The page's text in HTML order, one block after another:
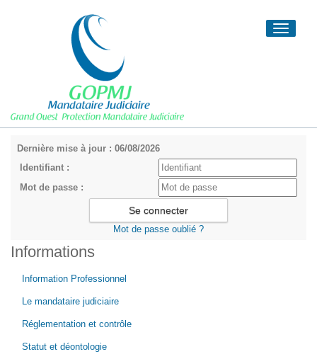
Toggle
Dernière mise à jour : 06/08/2026
Identifiant :
Mot de passe :
Mot de passe oublié ?
Informations
Information Professionnel
Le mandataire judiciaire
Réglementation et contrôle
Statut et déontologie